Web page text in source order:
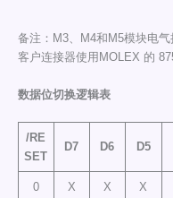
备注：M3、M4和M5模块电
客户连接器使用MOLEX 的
数据位切换逻辑表
/RE
SET
D7 D6 D5
0 X X X